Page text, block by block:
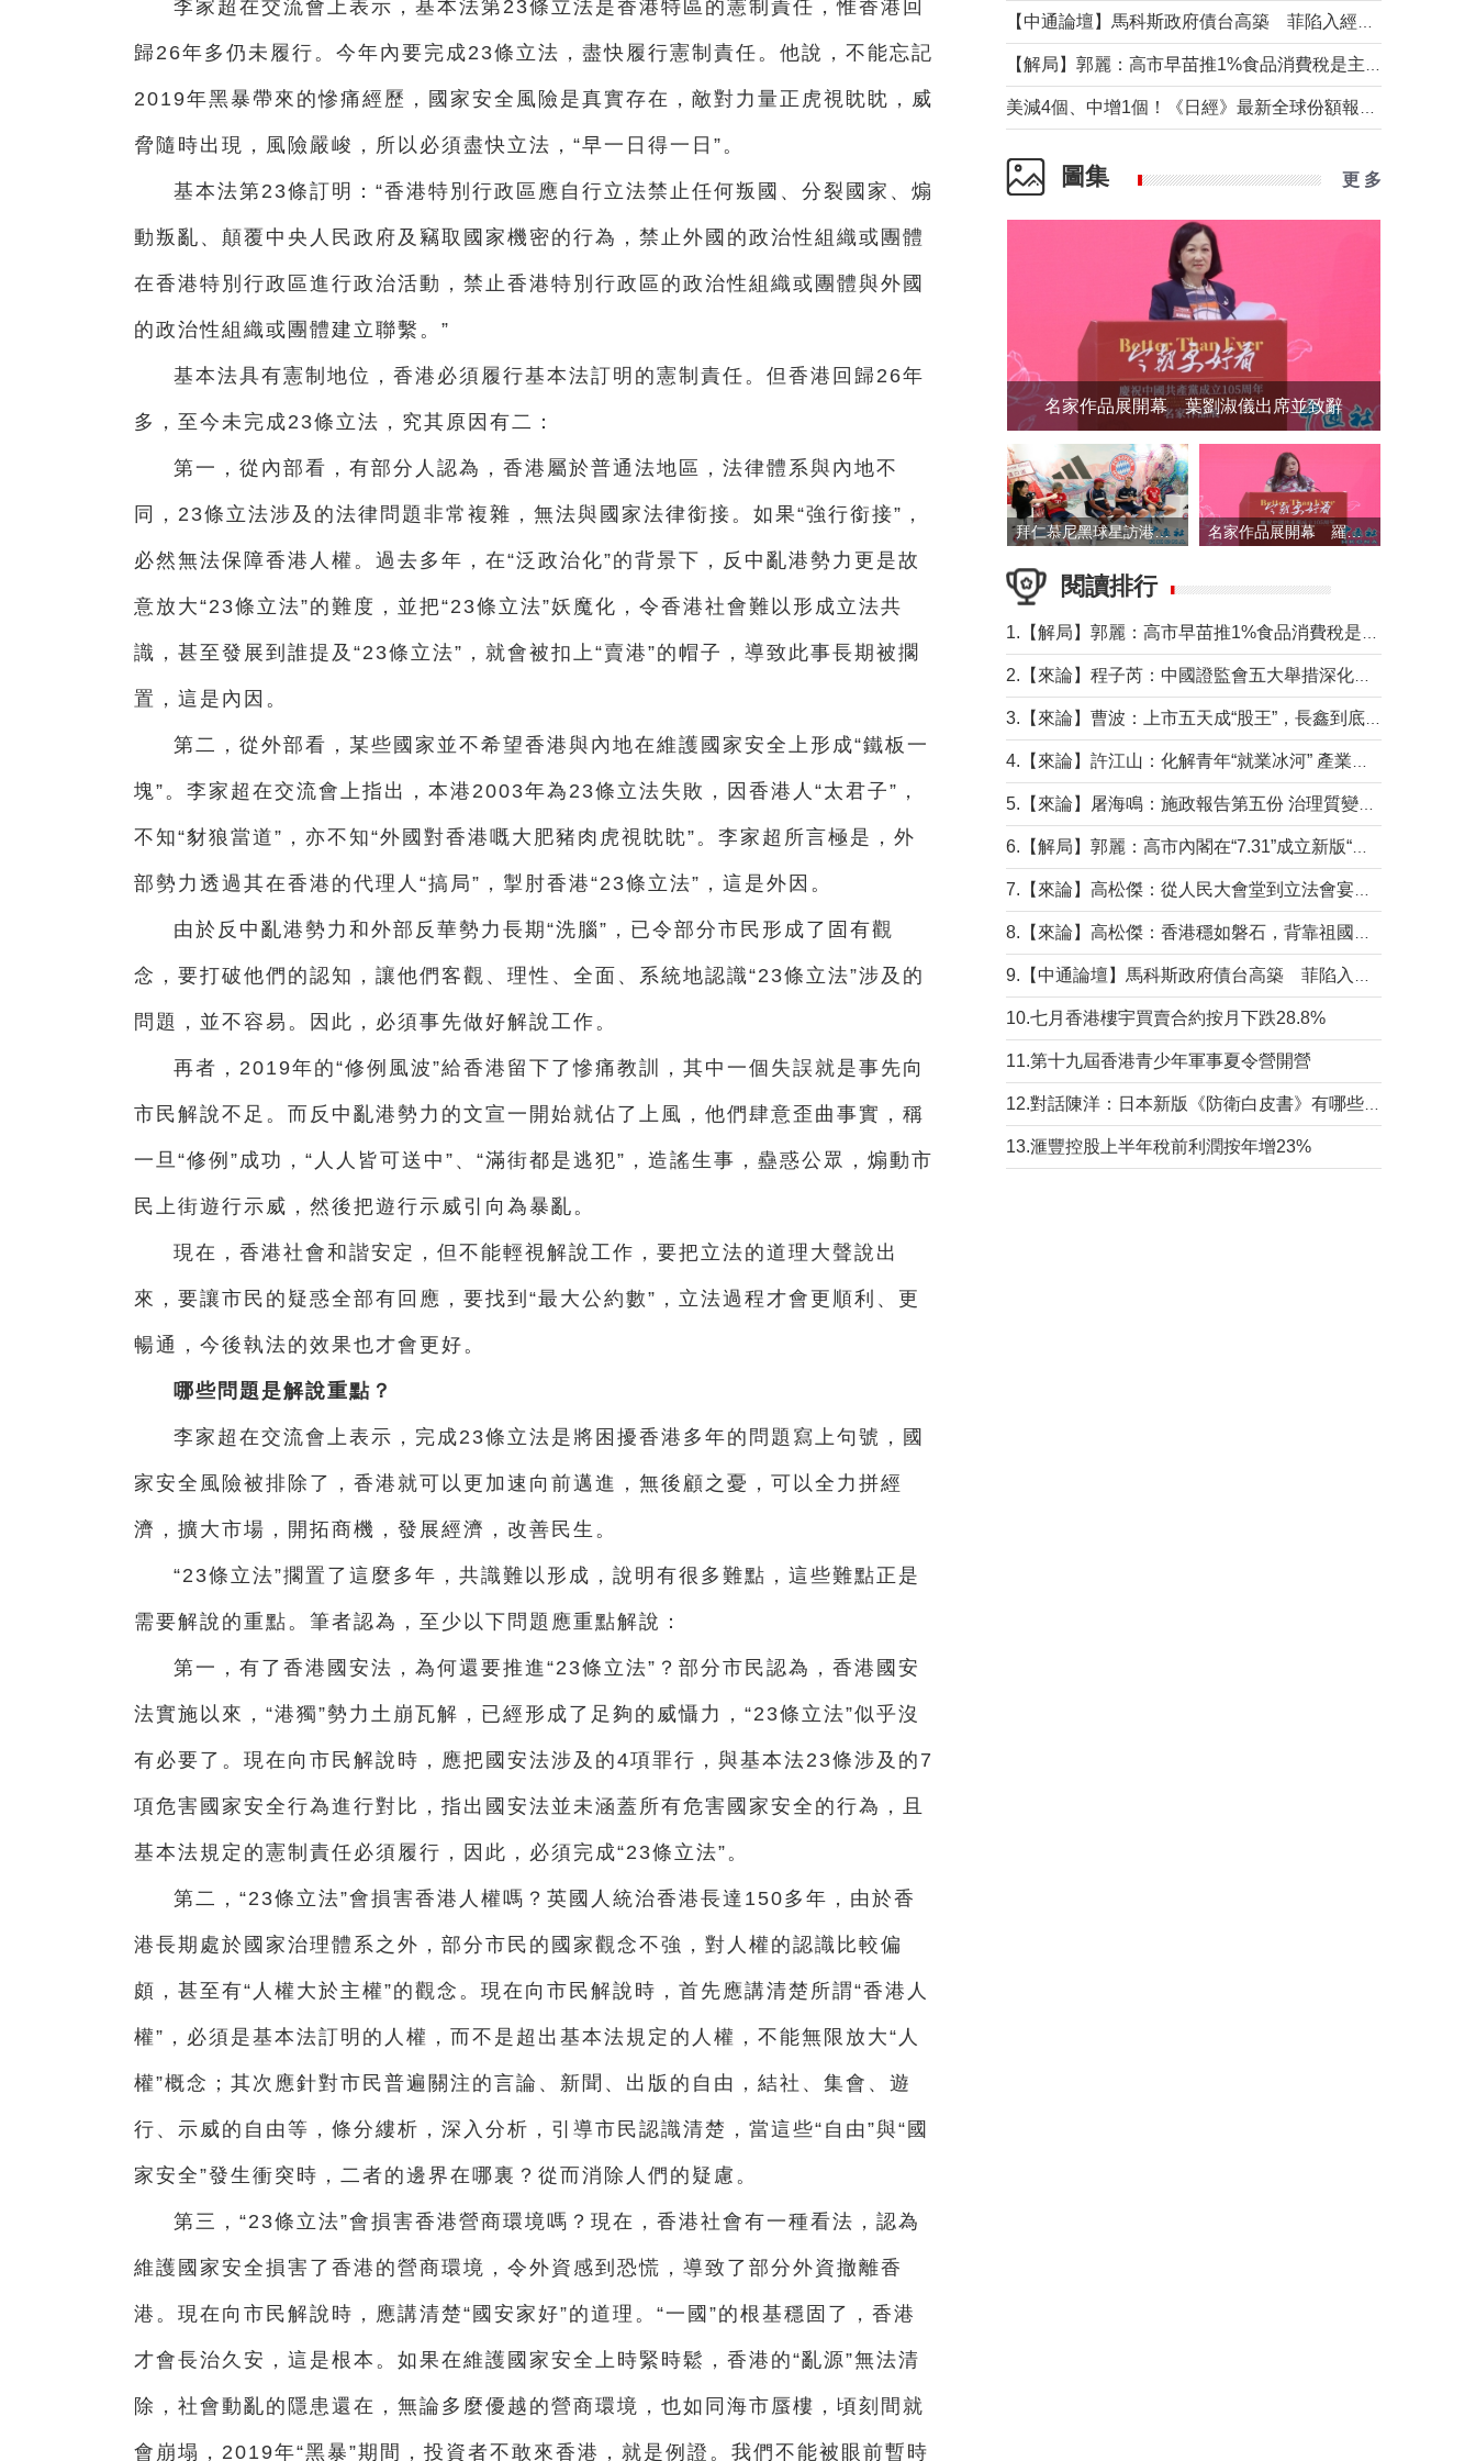
李家超在交流會上表示，基本法第23條立法是香港特區的憲制責任，惟香港回
歸26年多仍未履行。今年內要完成23條立法，盡快履行憲制責任。他說，不能忘記
2019年黑暴帶來的慘痛經歷，國家安全風險是真實存在，敵對力量正虎視眈眈，威
脅隨時出現，風險嚴峻，所以必須盡快立法，“早一日得一日”。
基本法第23條訂明：“香港特別行政區應自行立法禁止任何叛國、分裂國家、煽
動叛亂、顛覆中央人民政府及竊取國家機密的行為，禁止外國的政治性組織或團體
在香港特別行政區進行政治活動，禁止香港特別行政區的政治性組織或團體與外國
的政治性組織或團體建立聯繫。”
基本法具有憲制地位，香港必須履行基本法訂明的憲制責任。但香港回歸26年
多，至今未完成23條立法，究其原因有二：
第一，從內部看，有部分人認為，香港屬於普通法地區，法律體系與內地不
同，23條立法涉及的法律問題非常複雜，無法與國家法律銜接。如果“強行銜接”，
必然無法保障香港人權。過去多年，在“泛政治化”的背景下，反中亂港勢力更是故
意放大“23條立法”的難度，並把“23條立法”妖魔化，令香港社會難以形成立法共
識，甚至發展到誰提及“23條立法”，就會被扣上“賣港”的帽子，導致此事長期被擱
置，這是內因。
第二，從外部看，某些國家並不希望香港與內地在維護國家安全上形成“鐵板一
塊”。李家超在交流會上指出，本港2003年為23條立法失敗，因香港人“太君子”，
不知“豺狼當道”，亦不知“外國對香港嘅大肥豬肉虎視眈眈”。李家超所言極是，外
部勢力透過其在香港的代理人“搞局”，掣肘香港“23條立法”，這是外因。
由於反中亂港勢力和外部反華勢力長期“洗腦”，已令部分市民形成了固有觀
念，要打破他們的認知，讓他們客觀、理性、全面、系統地認識“23條立法”涉及的
問題，並不容易。因此，必須事先做好解說工作。
再者，2019年的“修例風波”給香港留下了慘痛教訓，其中一個失誤就是事先向
市民解說不足。而反中亂港勢力的文宣一開始就佔了上風，他們肆意歪曲事實，稱
一旦“修例”成功，“人人皆可送中”、“滿街都是逃犯”，造謠生事，蠱惑公眾，煽動市
民上街遊行示威，然後把遊行示威引向為暴亂。
現在，香港社會和諧安定，但不能輕視解說工作，要把立法的道理大聲說出
來，要讓市民的疑惑全部有回應，要找到“最大公約數”，立法過程才會更順利、更
暢通，今後執法的效果也才會更好。
哪些問題是解說重點？
李家超在交流會上表示，完成23條立法是將困擾香港多年的問題寫上句號，國
家安全風險被排除了，香港就可以更加速向前邁進，無後顧之憂，可以全力拼經
濟，擴大市場，開拓商機，發展經濟，改善民生。
“23條立法”擱置了這麼多年，共識難以形成，說明有很多難點，這些難點正是
需要解說的重點。筆者認為，至少以下問題應重點解說：
第一，有了香港國安法，為何還要推進“23條立法”？部分市民認為，香港國安
法實施以來，“港獨”勢力土崩瓦解，已經形成了足夠的威懾力，“23條立法”似乎沒
有必要了。現在向市民解說時，應把國安法涉及的4項罪行，與基本法23條涉及的7
項危害國家安全行為進行對比，指出國安法並未涵蓋所有危害國家安全的行為，且
基本法規定的憲制責任必須履行，因此，必須完成“23條立法”。
第二，“23條立法”會損害香港人權嗎？英國人統治香港長達150多年，由於香
港長期處於國家治理體系之外，部分市民的國家觀念不強，對人權的認識比較偏
頗，甚至有“人權大於主權”的觀念。現在向市民解說時，首先應講清楚所謂“香港人
權”，必須是基本法訂明的人權，而不是超出基本法規定的人權，不能無限放大“人
權”概念；其次應針對市民普遍關注的言論、新聞、出版的自由，結社、集會、遊
行、示威的自由等，條分縷析，深入分析，引導市民認識清楚，當這些“自由”與“國
家安全”發生衝突時，二者的邊界在哪裏？從而消除人們的疑慮。
第三，“23條立法”會損害香港營商環境嗎？現在，香港社會有一種看法，認為
維護國家安全損害了香港的營商環境，令外資感到恐慌，導致了部分外資撤離香
港。現在向市民解說時，應講清楚“國安家好”的道理。“一國”的根基穩固了，香港
才會長治久安，這是根本。如果在維護國家安全上時緊時鬆，香港的“亂源”無法清
除，社會動亂的隱患還在，無論多麼優越的營商環境，也如同海市蜃樓，頃刻間就
會崩塌，2019年“黑暴”期間，投資者不敢來香港，就是例證。我們不能被眼前暫時
圖集 更 多
名家作品展開幕 葉劉淑儀出席並致辭
拜仁慕尼黑球星訪港 與球迷近距離互動 名家作品展開幕 羅淑佩出席並致辭
閱讀排行
10.七月香港樓宇買賣合約按月下跌28.8%
11.第十九屆香港青少年軍事夏令營開營
13.滙豐控股上半年稅前利潤按年增23%